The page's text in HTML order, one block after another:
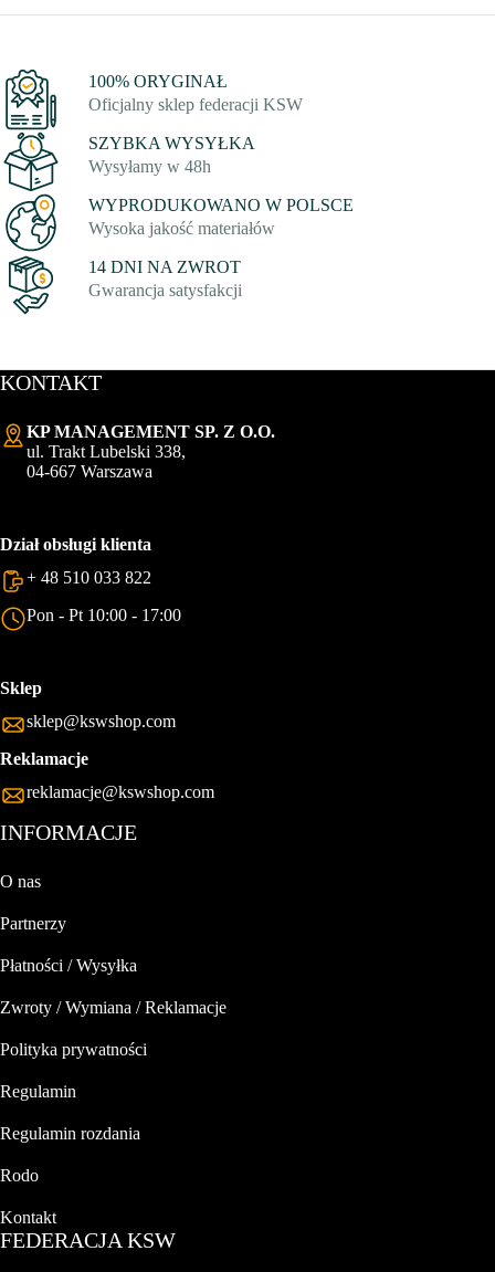
100% ORYGINAŁ
Oficjalny sklep federacji KSW
SZYBKA WYSYŁKA
Wysyłamy w 48h
WYPRODUKOWANO W POLSCE
Wysoka jakość materiałów
14 DNI NA ZWROT
Gwarancja satysfakcji
KONTAKT
KP MANAGEMENT SP. Z O.O.
ul. Trakt Lubelski 338,
04-667 Warszawa
Dział obsługi klienta
+ 48 510 033 822
Pon - Pt 10:00 - 17:00
Sklep
sklep@kswshop.com
Reklamacje
reklamacje@kswshop.com
INFORMACJE
O nas
Partnerzy
Płatności / Wysyłka
Zwroty / Wymiana / Reklamacje
Polityka prywatności
Regulamin
Regulamin rozdania
Rodo
Kontakt
FEDERACJA KSW